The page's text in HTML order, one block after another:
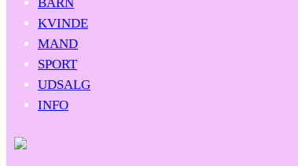
KVINDE
MAND
SPORT
UDSALG
INFO